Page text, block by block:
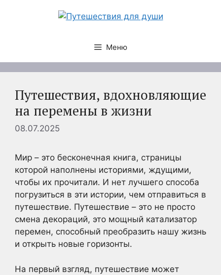
Меню
Путешествия, вдохновляющие
на перемены в жизни
08.07.2025
Мир – это бесконечная книга, страницы
которой наполнены историями, ждущими,
чтобы их прочитали. И нет лучшего способа
погрузиться в эти истории, чем отправиться в
путешествие. Путешествие – это не просто
смена декораций, это мощный катализатор
перемен, способный преобразить нашу жизнь
и открыть новые горизонты.
На первый взгляд, путешествие может